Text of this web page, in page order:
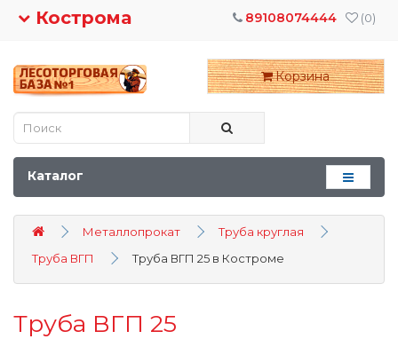
Кострома (0)
89108074444
Корзина
Каталог
Металлопрокат
Труба круглая
Труба ВГП
Труба ВГП 25 в Костроме
Труба ВГП 25